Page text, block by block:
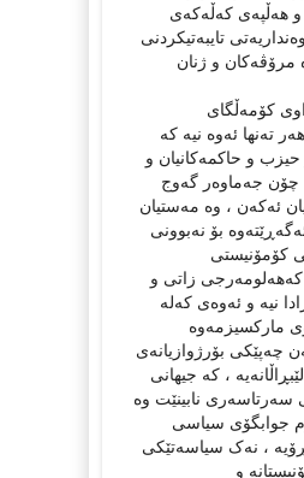
و هەڵپەی کەڵەکەی
تایبەتیکردنی
و ژنان
کۆمەڵگای
تەنها ئەوە نیە کە
حیزب و حاکمەکانیان و
چۆن جەماوەر گەوج
ئەکەن ، وە مەستیان
بۆ نەبوونی
کۆمۆنیستی
زاتی و
نیە و ئەوەی کەلە
مارکسیزمەوە
چەپێکی بۆرژوازیانەی
، کە جیهانی
سەرتاسەری نابینێت وە
جوابگۆی سیاسی
، نەک سیاسەتێکی
و